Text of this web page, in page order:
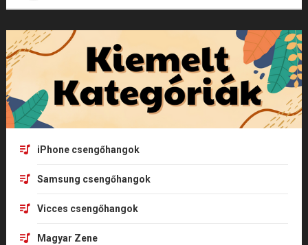
iPhone csengőhangok
Samsung csengőhangok
Vicces csengőhangok
Magyar Zene